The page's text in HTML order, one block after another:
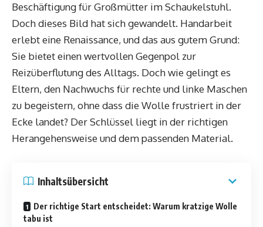
Beschäftigung für Großmütter im Schaukelstuhl.
Doch dieses Bild hat sich gewandelt. Handarbeit
erlebt eine Renaissance, und das aus gutem Grund:
Sie bietet einen wertvollen Gegenpol zur
Reizüberflutung des Alltags. Doch wie gelingt es
Eltern, den Nachwuchs für rechte und linke Maschen
zu begeistern, ohne dass die Wolle frustriert in der
Ecke landet? Der Schlüssel liegt in der richtigen
Herangehensweise und dem passenden Material.
Inhaltsübersicht
Der richtige Start entscheidet: Warum kratzige Wolle
tabu ist